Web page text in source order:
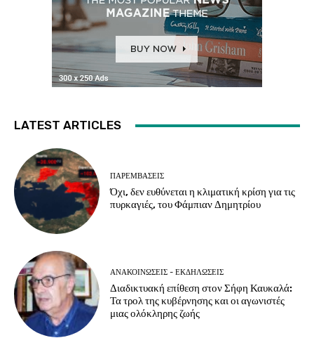
LATEST ARTICLES
ΠΑΡΕΜΒΑΣΕΙΣ
Όχι, δεν ευθύνεται η κλιματική κρίση για τις
πυρκαγιές, του Φάμπιαν Δημητρίου
ΑΝΑΚΟΙΝΩΣΕΙΣ - ΕΚΔΗΛΩΣΕΙΣ
Διαδικτυακή επίθεση στον Σήφη Καυκαλά:
Τα τρολ της κυβέρνησης και οι αγωνιστές
μιας ολόκληρης ζωής